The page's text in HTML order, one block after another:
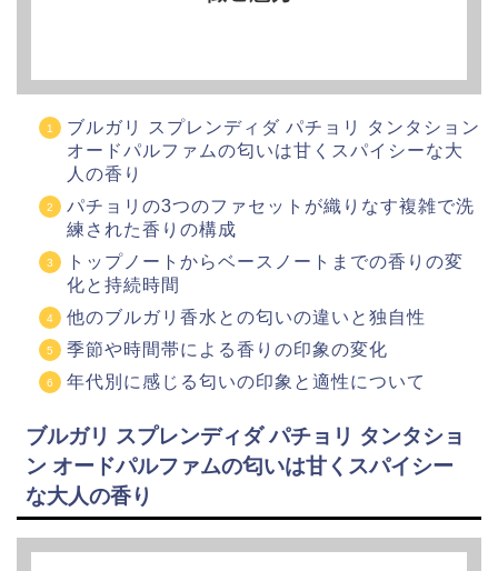
ブルガリ スプレンディダ パチョリ タンタション
オードパルファムの匂いは甘くスパイシーな大
人の香り
パチョリの3つのファセットが織りなす複雑で洗
練された香りの構成
トップノートからベースノートまでの香りの変
化と持続時間
他のブルガリ香水との匂いの違いと独自性
季節や時間帯による香りの印象の変化
年代別に感じる匂いの印象と適性について
ブルガリ スプレンディダ パチョリ タンタショ
ン オードパルファムの匂いは甘くスパイシー
な大人の香り